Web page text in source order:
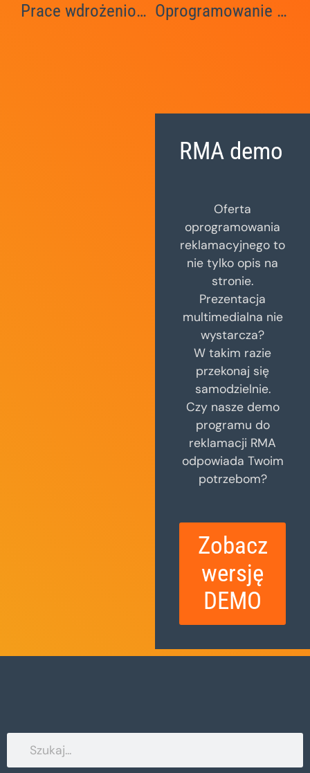
Prace wdrożeniowe modułu reklamacyjnego – RMA.net Oprogramowanie reklamacje SoftwareStudio
RMA demo
Oferta
oprogramowania
reklamacyjnego to
nie tylko opis na
stronie.
Prezentacja
multimedialna nie
wystarcza?
W takim razie
przekonaj się
samodzielnie.
Czy nasze demo
programu do
reklamacji RMA
odpowiada Twoim
potrzebom?
Zobacz
wersję
DEMO